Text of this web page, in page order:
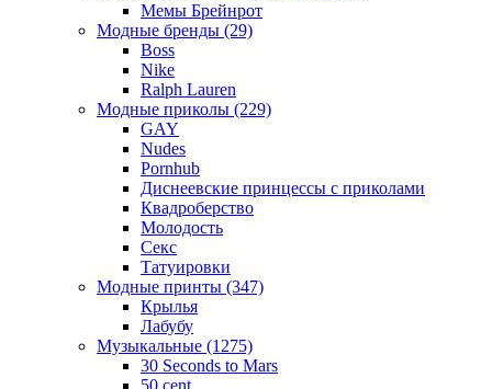
Мемы Брейнрот
Модные бренды (29)
Boss
Nike
Ralph Lauren
Модные приколы (229)
GAY
Nudes
Pornhub
Диснеевские принцессы с приколами
Квадроберство
Молодость
Секс
Татуировки
Модные принты (347)
Крылья
Лабубу
Музыкальные (1275)
30 Seconds to Mars
50 cent